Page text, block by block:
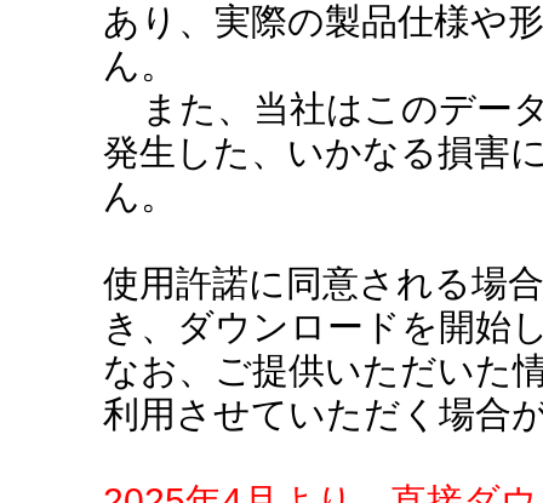
あり、実際の製品仕様や
ん。
また、当社はこのデー
発生した、いかなる損害
ん。
使用許諾に同意される場
き、ダウンロードを開始
なお、ご提供いただいた
利用させていただく場合